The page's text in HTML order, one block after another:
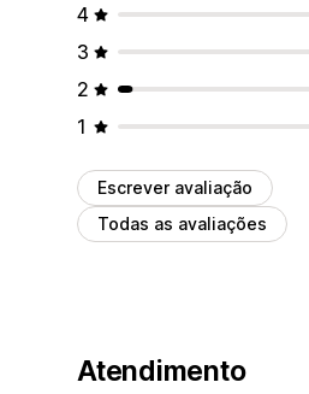
4
3
2
1
Escrever avaliação
Todas as avaliações
Atendimento